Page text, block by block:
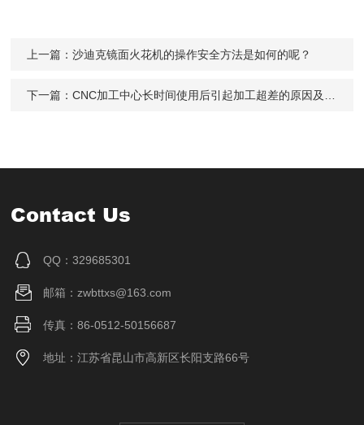
上一篇：沙迪克镜面火花机的操作安全方法是如何的呢？
下一篇：CNC加工中心长时间使用后引起加工超差的原因及补救措施
Contact Us
QQ：329685301
邮箱：zwbttxs@163.com
传真：86-0512-50156687
地址：江苏省昆山市高新区长阳支路66号